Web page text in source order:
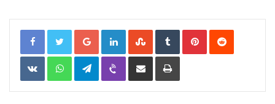
Google+LinkedInStumbleUpon
TumblrPinterestReddit
VKontakteWhatsAppTelegramViber Share
Email
Print